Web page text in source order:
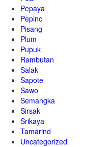
Pepaya
Pepino
Pisang
Plum
Pupuk
Rambutan
Salak
Sapote
Sawo
Semangka
Sirsak
Srikaya
Tamarind
Uncategorized